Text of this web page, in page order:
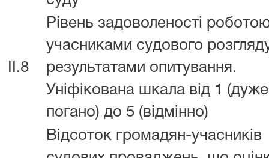
II.8
Рівень задоволеності
учасниками судового
результатами опитування.
Уніфікована шкала від 1 (дуже
погано) до 5 (відмінно)
Відсоток громадян-учасників